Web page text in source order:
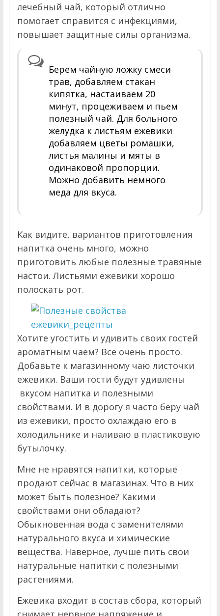
лечебный чай, который отлично
помогает справится с инфекциями,
повышает защитные силы организма.
Берем чайную ложку смеси
трав, добавляем стакан
кипятка, настаиваем 20
минут, процеживаем и пьем
полезный чай. Для больного
желудка к листьям ежевики
добавляем цветы ромашки,
листья малины и мяты в
одинаковой пропорции.
Можно добавить немного
меда для вкуса.
Как видите, вариантов приготовления
напитка очень много, можно
приготовить любые полезные травяные
настои. Листьями ежевики хорошо
полоскать рот.
Хотите угостить и удивить своих гостей
ароматным чаем? Все очень просто.
Добавьте к магазинному чаю листочки
ежевики. Ваши гости будут удивлены
вкусом напитка и полезными
свойствами. И в дорогу я часто беру чай
из ежевики, просто охлаждаю его в
холодильнике и наливаю в пластиковую
бутылочку.
Мне не нравятся напитки, которые
продают сейчас в магазинах. Что в них
может быть полезное? Какими
свойствами они обладают?
Обыкновенная вода с заменителями
натурального вкуса и химические
вещества. Наверное, лучше пить свои
натуральные напитки с полезными
растениями.
Ежевика входит в состав сбора, который